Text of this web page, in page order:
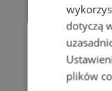
dotyczą
plików